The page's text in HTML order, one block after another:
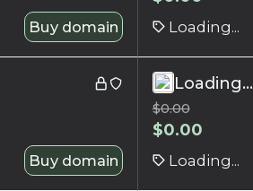
Buy domain Loading...
Buy domain
Loading...
$0.00
$0.00
Loading...